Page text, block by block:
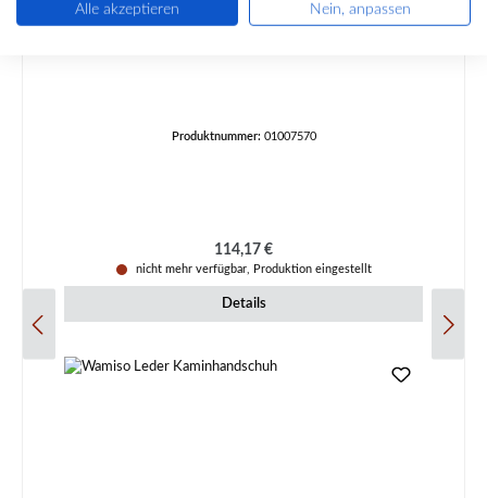
Produktnummer: 01007570
Regulärer Preis:
114,17 €
nicht mehr verfügbar, Produktion eingestellt
Details
Alle akzeptieren Nein, anpassen